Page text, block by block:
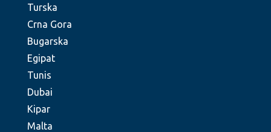
Turska
Crna Gora
Bugarska
Egipat
Tunis
Dubai
Kipar
Malta